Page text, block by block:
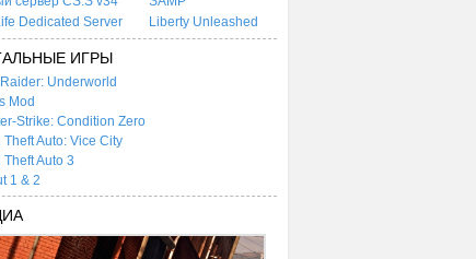
Dedicated Server
Liberty Unleashed
ИГРЫ
Underworld
Mod
Strike: Condition Zero
Theft Auto: Vice City
Theft Auto 3
1 & 2